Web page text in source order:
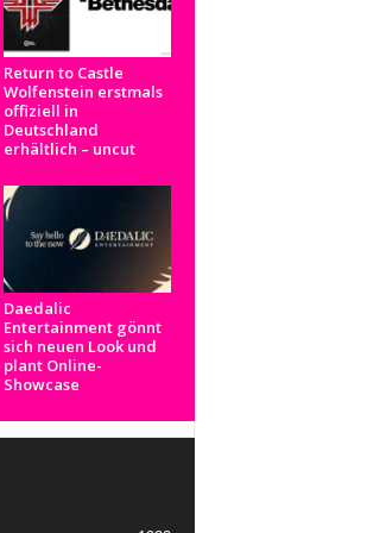
Return to Castle
Wolfenstein erstmals
offiziell in
Deutschland
erhältlich – uncut
Daedalic
Entertainment gönnt
sich neuen Look und
plant Online-
Showcase